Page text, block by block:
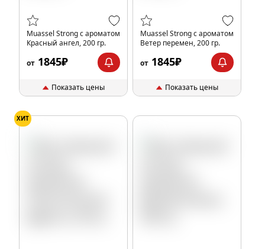
Muassel Strong с ароматом
Красный ангел, 200 гр.
от 1845₽
Показать цены
Muassel Strong с ароматом
Ветер перемен, 200 гр.
от 1845₽
Показать цены
ХИТ